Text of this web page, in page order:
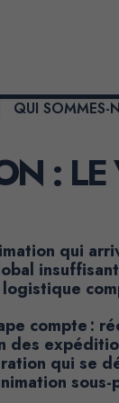
QUI SOMMES-
:
qui
logistique
compte :
des
qui se